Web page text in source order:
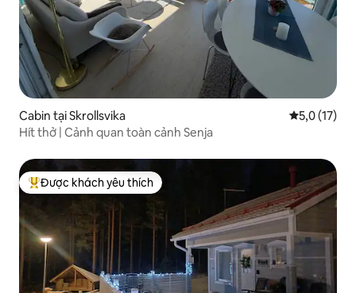
Cabin tại Skrollsvika Xếp hạng
5,0 (17)
Hít thở | Cảnh quan toàn cảnh Senja
Được khách yêu thích nhất
Được khách yêu thích